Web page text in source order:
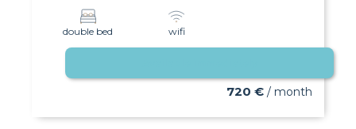
double bed wifi
720 € / month